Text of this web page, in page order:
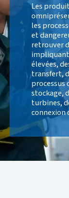
Les
les
et
retrouver
élevées,
transfert,
processus
stockage,
turbines,
connexion